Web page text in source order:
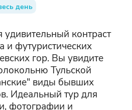
день
удивительный контраст
и футуристических
гор. Вы увидите
Тульской
виды бывших
Идеальный тур для
фотографии и